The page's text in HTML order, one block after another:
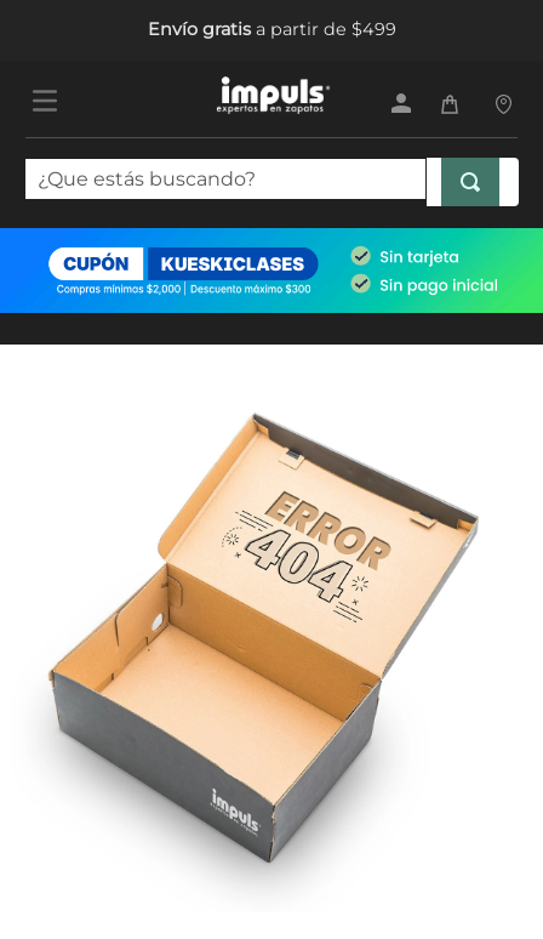
Envío gratisa partir de $499
¿Que estás buscando?
TÉRMINOS MÁS BUSCADOS
.
tenis mujer